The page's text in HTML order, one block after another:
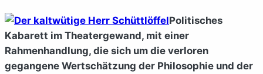
Politisches
Kabarett im Theatergewand, mit einer
Rahmenhandlung, die sich um die verloren
gegangene Wertschätzung der Philosophie und der